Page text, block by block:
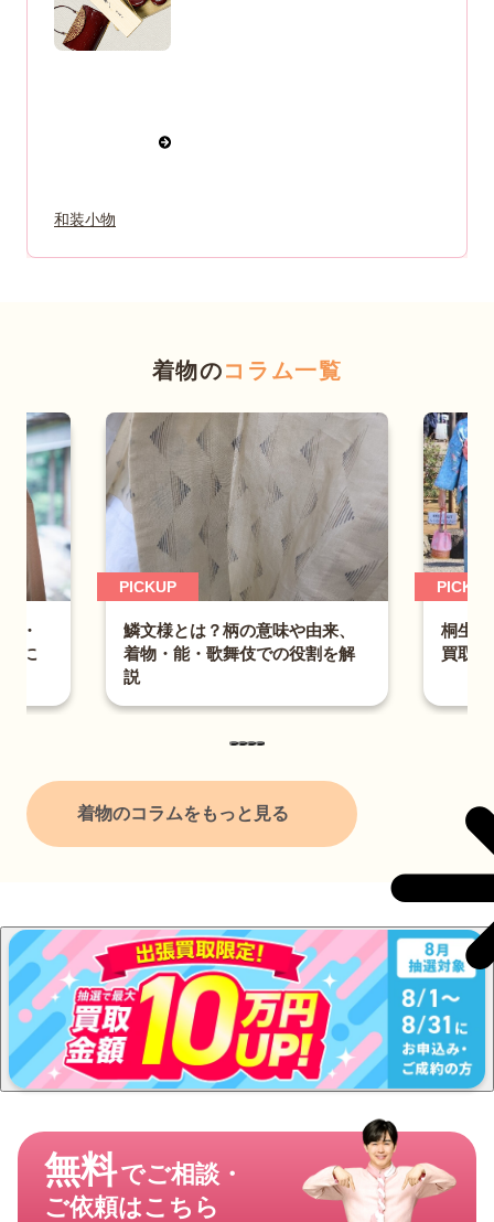
和装小物
着物のコラム一覧
意味や由来、
での役割を解
PICKUP
桐生織とは？特徴・7つの技法と
買取のポイントを解説
着物のコラムをもっと見る
無料でご相談・
ご依頼はこちら